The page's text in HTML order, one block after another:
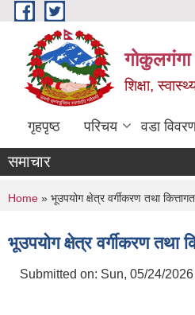
Skip to main content
गोकुलगंगा
शिक्षा,
गृहपृष्ठ परिचय वडा
समाचार
You are here
Home » भूउपयोग क्षेत्र वर्गीकरण तथा
भूउपयोग क्षेत्र वर्गीकरण तथा
Submitted on: Sun, 05/24/